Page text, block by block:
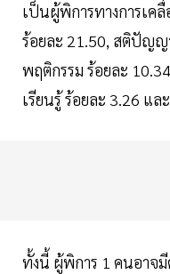
เป็นผู้พิการทางการเค
ร้อยละ 21.50, สติปัญญ
พฤติกรรม ร้อยละ
เรียนรู้ ร้อยละ 3.26 แ
ทั้งนี้ ผู้พิการ 1 คนอาจมี